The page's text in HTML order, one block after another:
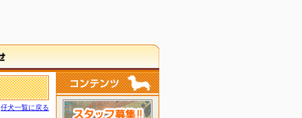
仔犬一覧に戻る